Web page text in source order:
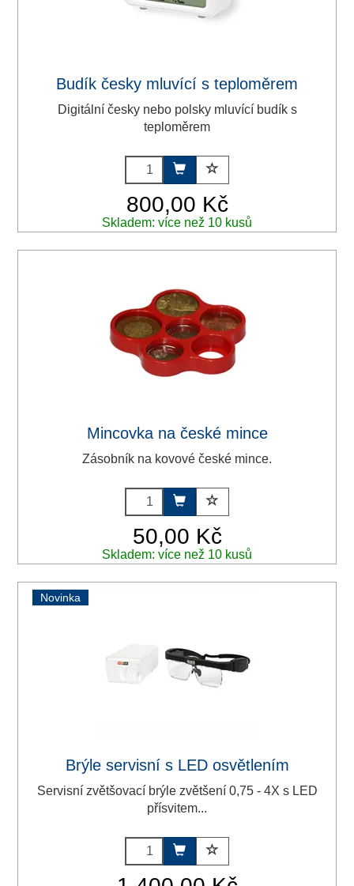
Budík česky mluvící s teploměrem
Digitální česky nebo polsky mluvící budík s
teploměrem
800,00 Kč
Skladem: více než 10 kusů
Mincovka na české mince
Zásobník na kovové české mince.
50,00 Kč
Skladem: více než 10 kusů
Novinka
Brýle servisní s LED osvětlením
Servisní zvětšovací brýle zvětšení 0,75 - 4X s LED
přísvitem...